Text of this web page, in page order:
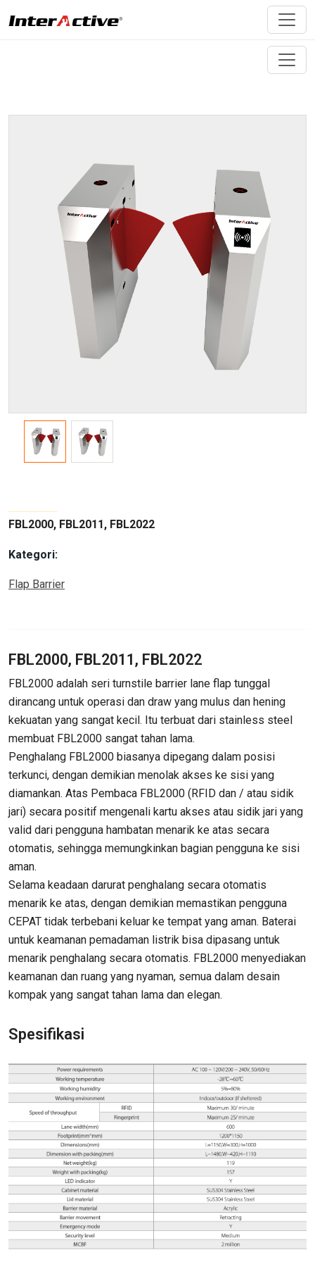
FBL2000, FBL2011, FBL2022
Kategori:
Flap Barrier
FBL2000, FBL2011, FBL2022
FBL2000 adalah seri turnstile barrier lane flap tunggal
dirancang untuk operasi dan draw yang mulus dan hening
kekuatan yang sangat kecil. Itu terbuat dari stainless steel
membuat FBL2000 sangat tahan lama.
Penghalang FBL2000 biasanya dipegang dalam posisi
terkunci, dengan demikian menolak akses ke sisi yang
diamankan. Atas Pembaca FBL2000 (RFID dan / atau sidik
jari) secara positif mengenali kartu akses atau sidik jari yang
valid dari pengguna hambatan menarik ke atas secara
otomatis, sehingga memungkinkan bagian pengguna ke sisi
aman.
Selama keadaan darurat penghalang secara otomatis
menarik ke atas, dengan demikian memastikan pengguna
CEPAT tidak terbebani keluar ke tempat yang aman. Baterai
untuk keamanan pemadaman listrik bisa dipasang untuk
menarik penghalang secara otomatis. FBL2000 menyediakan
keamanan dan ruang yang nyaman, semua dalam desain
kompak yang sangat tahan lama dan elegan.
Spesifikasi